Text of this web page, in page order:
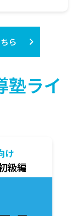
ら
塾ライ
け
級編